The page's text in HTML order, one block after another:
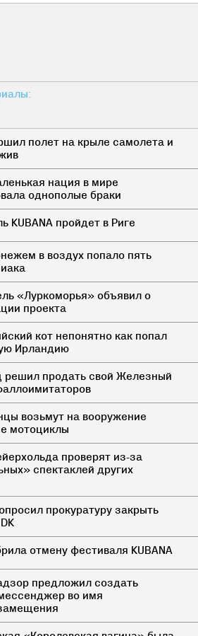
полет на крыле самолета и
нация в мире
однополые браки
KUBANA пройдет в Риге
в воздух попало пять
«Луркоморья» объявил о
проекта
кот непонятно как попал
Ирландию
решил продать свой Железный
возьмут на вооружение
мотоциклы
проверят из-за
спектаклей других
прокуратуру закрыть
отмену фестиваля KUBANA
предложил создать
во имя